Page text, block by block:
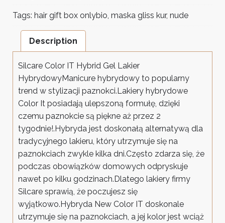
Tags: hair gift box onlybio, maska gliss kur, nude
Description
Silcare Color IT Hybrid Gel Lakier
HybrydowyManicure hybrydowy to popularny
trend w stylizacji paznokci.Lakiery hybrydowe
Color It posiadają ulepszoną formułę, dzięki
czemu paznokcie są piękne aż przez 2
tygodnie!.Hybryda jest doskonałą alternatywą dla
tradycyjnego lakieru, który utrzymuje się na
paznokciach zwykle kilka dni.Często zdarza się, że
podczas obowiązków domowych odpryskuje
nawet po kilku godzinach.Dlatego lakiery firmy
Silcare sprawią, że poczujesz się
wyjątkowo.Hybryda New Color IT doskonale
utrzymuje się na paznokciach, a jej kolor jest wciąż